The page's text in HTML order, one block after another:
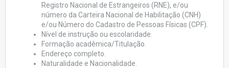
Registro Nacional de Estrangeiros (RNE), e/ou
número da Carteira Nacional de Habilitação (CNH)
e/ou Número do Cadastro de Pessoas Físicas (CPF).
Nível de instrução ou escolaridade.
Formação acadêmica/Titulação.
Endereço completo.
Naturalidade e Nacionalidade.